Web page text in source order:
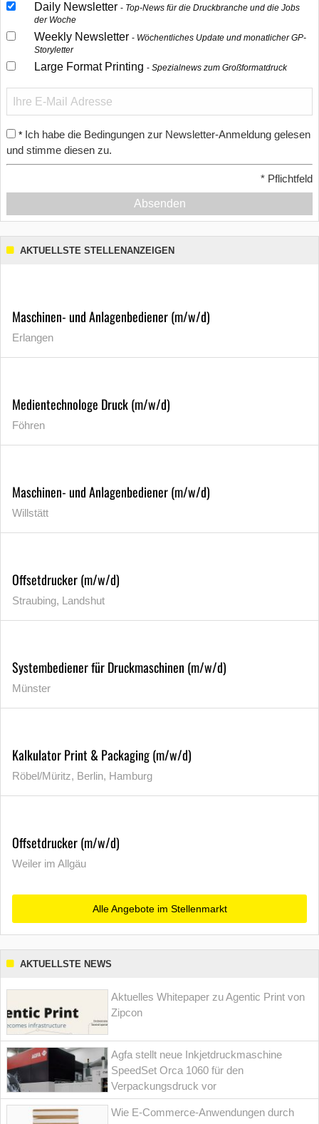
Daily Newsletter
Top-News für die Druckbranche und die Jobs
der Woche
Weekly Newsletter
Wöchentliches Update und monatlicher GP-
Storyletter
Large Format Printing Spezialnews zum Großformatdruck
* Ich habe die Bedingungen zur Newsletter-Anmeldung gelesen
und stimme diesen zu.
* Pflichtfeld
Absenden
AKTUELLSTE STELLENANZEIGEN
Maschinen- und Anlagenbediener (m/w/d)
Erlangen
Medientechnologe Druck (m/w/d)
Föhren
Maschinen- und Anlagenbediener (m/w/d)
Willstätt
Offsetdrucker (m/w/d)
Straubing, Landshut
Systembediener für Druckmaschinen (m/w/d)
Münster
Kalkulator Print & Packaging (m/w/d)
Röbel/Müritz, Berlin, Hamburg
Offsetdrucker (m/w/d)
Weiler im Allgäu
Alle Angebote im Stellenmarkt
AKTUELLSTE NEWS
Aktuelles Whitepaper zu Agentic Print von
Zipcon
Agfa stellt neue Inkjetdruckmaschine
SpeedSet Orca 1060 für den
Verpackungsdruck vor
Wie E-Commerce-Anwendungen durch